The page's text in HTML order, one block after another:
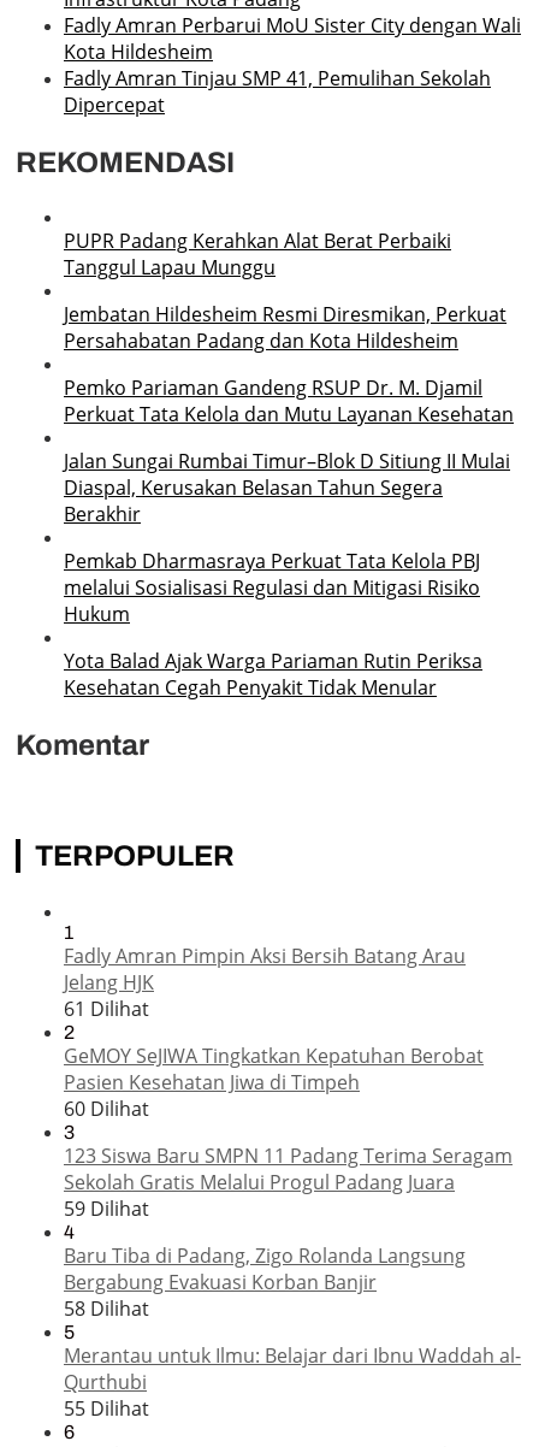
Fadly Amran Perbarui MoU Sister City dengan Wali
Kota Hildesheim
Fadly Amran Tinjau SMP 41, Pemulihan Sekolah
Dipercepat
REKOMENDASI
PUPR Padang Kerahkan Alat Berat Perbaiki
Tanggul Lapau Munggu
Jembatan Hildesheim Resmi Diresmikan, Perkuat
Persahabatan Padang dan Kota Hildesheim
Pemko Pariaman Gandeng RSUP Dr. M. Djamil
Perkuat Tata Kelola dan Mutu Layanan Kesehatan
Jalan Sungai Rumbai Timur–Blok D Sitiung II Mulai
Diaspal, Kerusakan Belasan Tahun Segera
Berakhir
Pemkab Dharmasraya Perkuat Tata Kelola PBJ
melalui Sosialisasi Regulasi dan Mitigasi Risiko
Hukum
Yota Balad Ajak Warga Pariaman Rutin Periksa
Kesehatan Cegah Penyakit Tidak Menular
Komentar
TERPOPULER
1
Fadly Amran Pimpin Aksi Bersih Batang Arau
Jelang HJK
61 Dilihat
2
GeMOY SeJIWA Tingkatkan Kepatuhan Berobat
Pasien Kesehatan Jiwa di Timpeh
60 Dilihat
3
123 Siswa Baru SMPN 11 Padang Terima Seragam
Sekolah Gratis Melalui Progul Padang Juara
59 Dilihat
4
Baru Tiba di Padang, Zigo Rolanda Langsung
Bergabung Evakuasi Korban Banjir
58 Dilihat
5
Merantau untuk Ilmu: Belajar dari Ibnu Waddah al-
Qurthubi
55 Dilihat
6